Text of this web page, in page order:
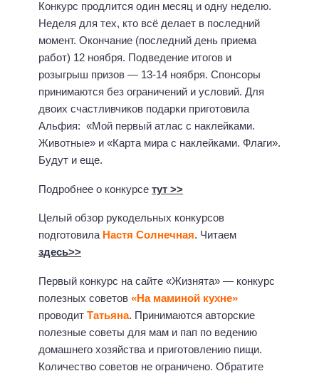
Конкурс продлится один месяц и одну неделю.
Неделя для тех, кто всё делает в последний
момент. Окончание (последний день приема
работ) 12 ноября. Подведение итогов и
розыгрыш призов — 13-14 ноября. Спонсоры
принимаются без ограничений и условий. Для
двоих счастливчиков подарки приготовила
Альфия: «Мой первый атлас с наклейками.
Животные» и «Карта мира с наклейками. Флаги».
Будут и еще.
Подробнее о конкурсе тут >>
Целый обзор рукодельных конкурсов
подготовила Настя Солнечная. Читаем
здесь>>
Первый конкурс на сайте «Жизнята» — конкурс
полезных советов «На маминой кухне»
проводит Татьяна. Принимаются авторские
полезные советы для мам и пап по ведению
домашнего хозяйства и приготовлению пищи.
Количество советов не ограничено. Обратите